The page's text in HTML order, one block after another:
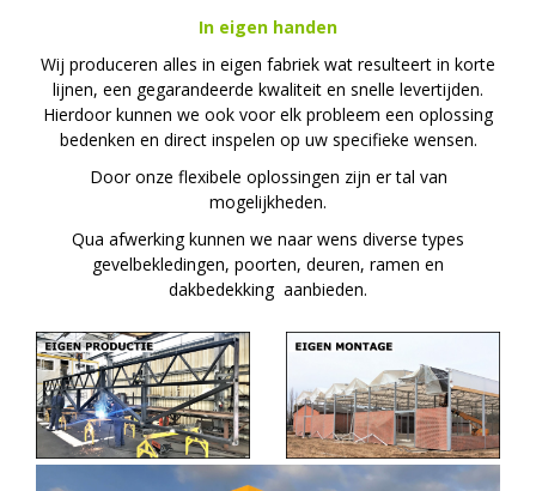
In eigen handen
Wij produceren alles in eigen fabriek wat resulteert in korte
lijnen, een gegarandeerde kwaliteit en snelle levertijden.
Hierdoor kunnen we ook voor elk probleem een oplossing
bedenken en direct inspelen op uw specifieke wensen.
Door onze flexibele oplossingen zijn er tal van
mogelijkheden.
Qua afwerking kunnen we naar wens diverse types
gevelbekledingen, poorten, deuren, ramen en
dakbedekking aanbieden.